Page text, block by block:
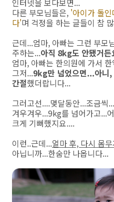
다른 부모님들은, '아이가 돌
다'며 걱정을 하는 글들이 참
근데...엄마, 아빠는 그런 부모
주하는...아직 8kg도 안됐거든
엄마, 아빠는 한의원에 가서
그저...9kg만 넘었으면...아니
간절했더랍니다...
그러고선....몇달동안...조금씩
겨우겨우...9kg를 넘어가고...
크게 기뻐했지요....
이런..근데...얼마 후, 다시 몸
아닙니까...한숨만 나옵니다...